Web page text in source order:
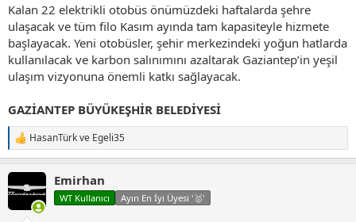
Kalan 22 elektrikli otobüs önümüzdeki haftalarda şehre
ulaşacak ve tüm filo Kasım ayında tam kapasiteyle hizmete
başlayacak. Yeni otobüsler, şehir merkezindeki yoğun hatlarda
kullanılacak ve karbon salınımını azaltarak Gaziantep’in yeşil
ulaşım vizyonuna önemli katkı sağlayacak.
GAZİANTEP BÜYÜKEŞHİR BELEDİYESİ
T
e
i
HasanTürkve Egeli35
Emirhan
WT Kullanıcı Ayın En İyi Üyesi '🥇'